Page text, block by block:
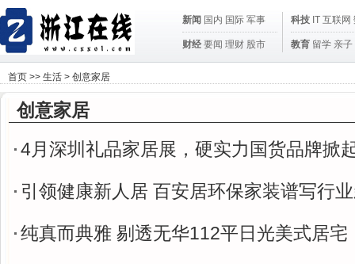
新闻 国内 国际 军事
财经 要闻 理财 股市
科技 IT 互联网
教育 留学 亲子
首页 >> 生活 > 创意家居
创意家居
4月深圳礼品家居展，硬实力国货品牌掀
引领健康新人居 百安居环保家装谱写行
纯真而典雅 剔透无华112平日光美式居宅